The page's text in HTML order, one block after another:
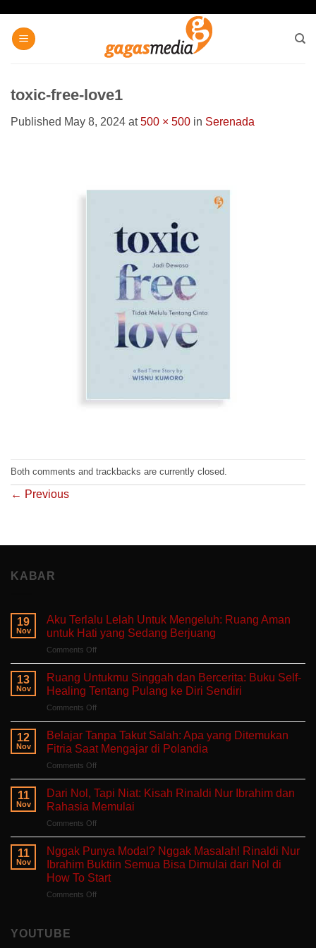
content
toxic-free-love1
Published May 8, 2024 at500 × 500 in Serenada
Both comments and trackbacks are currently closed.
← Previous
KABAR
19
Nov
Aku Terlalu Lelah Untuk Mengeluh: Ruang Aman
untuk Hati yang Sedang Berjuang
Comments Offon
Terlalu
Untuk
Mengeluh:
Ruang
Aman
untuk
Sedang
Berjuang
13
Nov
Ruang Untukmu Singgah dan Bercerita: Buku Self-
Healing Tentang Pulang ke Diri Sendiri
Comments Offon
Untukmu
Singgah
dan
Bercerita:
Buku
Self-
Healing
ke
Diri
Sendiri
12
Nov
Belajar Tanpa Takut Salah: Apa yang Ditemukan
Fitria Saat Mengajar di Polandia
Comments Offon
Tanpa
Takut
Salah:
Apa
yang
Ditemukan
Fitria
Saat
Mengajar
di
11
Nov
Dari Nol, Tapi Niat: Kisah Rinaldi Nur Ibrahim dan
Rahasia Memulai
Comments Offon
Tapi
Niat:
Kisah
Rinaldi
11
Nov
Nggak Punya Modal? Nggak Masalah! Rinaldi Nur
Ibrahim Buktiin Semua Bisa Dimulai dari Nol di
How To Start
Comments Offon
YOUTUBE